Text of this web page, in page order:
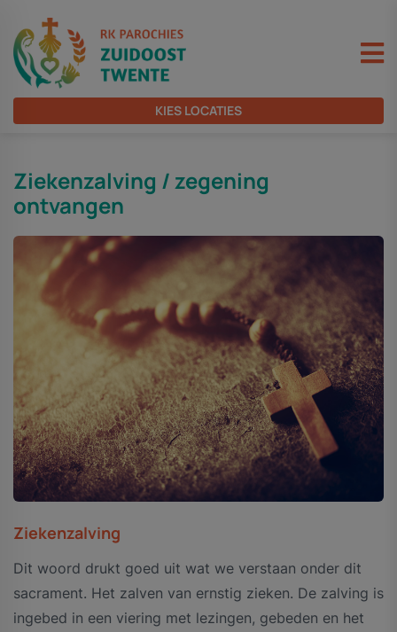
KIES LOCATIES
Ziekenzalving / zegening
ontvangen
Ziekenzalving
Dit woord drukt goed uit wat we verstaan onder dit
sacrament. Het zalven van ernstig zieken. De zalving is
ingebed in een viering met lezingen, gebeden en het